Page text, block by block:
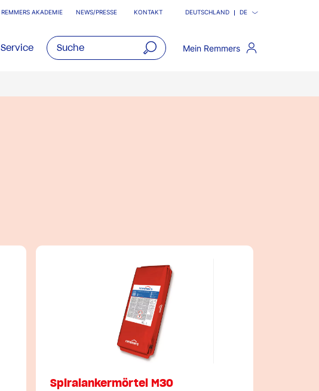
REMMERS AKADEMIE NEWS/PRESSE KONTAKT DEUTSCHLAND DE
Service Mein Remmers
Spiralankermörtel M30